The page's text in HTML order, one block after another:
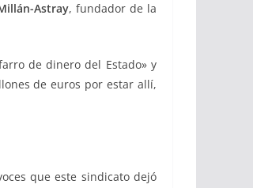
Astray, fundador de la
de dinero del Estado» y
de euros por estar allí,
que este sindicato dejó